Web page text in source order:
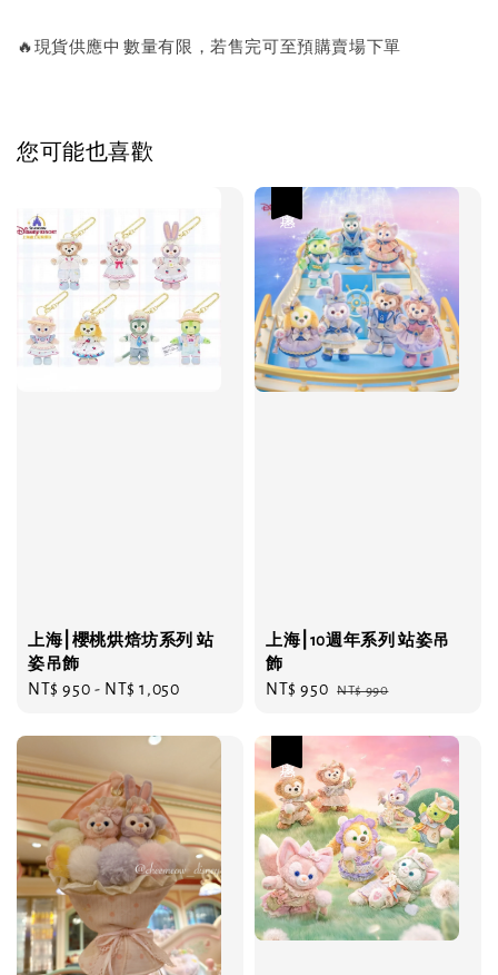
🔥現貨供應中 數量有限，若售完可至預購賣場下單
您可能也喜歡
上海⎮櫻桃烘焙坊系列 站
姿吊飾
Regular
NT$ 950 - NT$ 1,050
上海⎮10週年系列 站姿吊
飾
Sale
NT$ 950 Regular
NT$ 990